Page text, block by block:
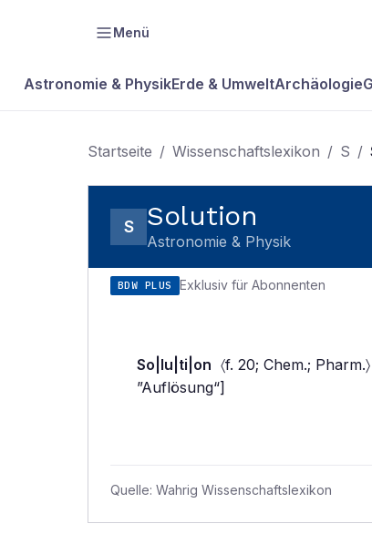
Menü
Astronomie & PhysikErde & UmweltArchäologie
Startseite / Wissenschaftslexikon / S /
S Solution
Astronomie & Physik
BDW PLUS Exklusiv für Abonnenten
So|lu|ti|on 〈f. 20; Chem.; Pharm.〉
”Auflösung“]
Quelle: Wahrig Wissenschaftslexikon